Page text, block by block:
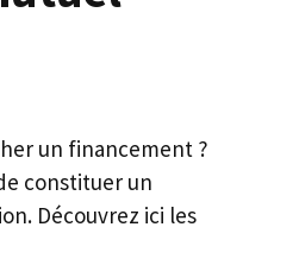
un financement ?
constituer un
Découvrez ici les